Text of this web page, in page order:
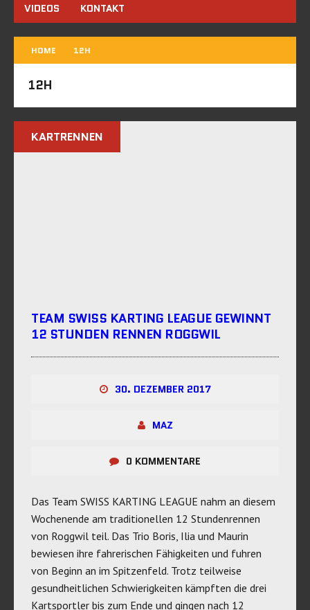
VIDEOS KONTAKT
HOME 12H
12H
KARTRENNEN
TEAM SWISS KARTING LEAGUE GEWINNT
12 STUNDEN RENNEN ROGGWIL
30. DEZEMBER 2017
MAZ
0 KOMMENTARE
Das Team SWISS KARTING LEAGUE nahm an diesem
Wochenende am traditionellen 12 Stundenrennen
von Roggwil teil. Das Trio Boris, Ilia und Maurin
bewiesen ihre fahrerischen Fähigkeiten und fuhren
von Beginn an im Spitzenfeld. Trotz teilweise
gesundheitlichen Schwierigkeiten kämpften die drei
Kartsportler bis zum Ende und gingen nach 12